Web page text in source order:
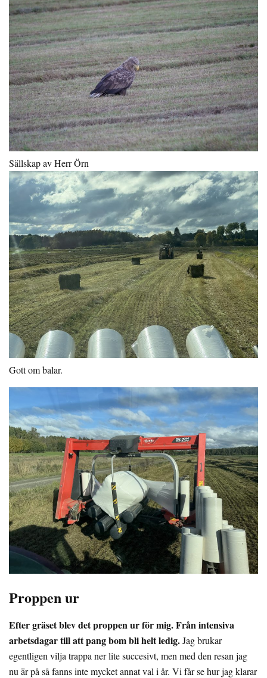
Sällskap av Herr Örn
Gott om balar.
Proppen ur
Efter gräset blev det proppen ur för mig. Från intensiva
arbetsdagar till att pang bom bli helt ledig.Jag brukar
egentligen vilja trappa ner lite succesivt, men med den resan jag
nu är på så fanns inte mycket annat val i år. Vi får se hur jag klarar